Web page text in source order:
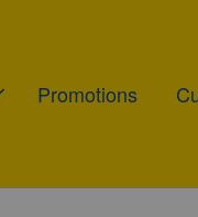
Promotions